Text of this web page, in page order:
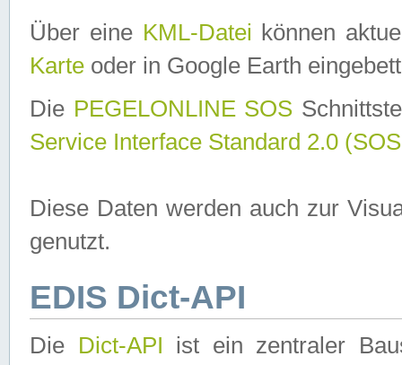
Über eine KML-Datei können
Karte oder in Google Earth
Die PEGELONLINE SOS
Service Interface Standard 2.0
Diese Daten werden auch zur
genutzt.
EDIS Dict-API
Die Dict-API ist ein zentraler